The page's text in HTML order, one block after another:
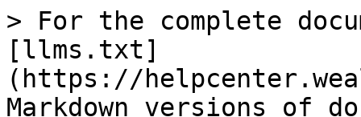
> For the complete
[llms.txt]
(https://
Markdown versions of